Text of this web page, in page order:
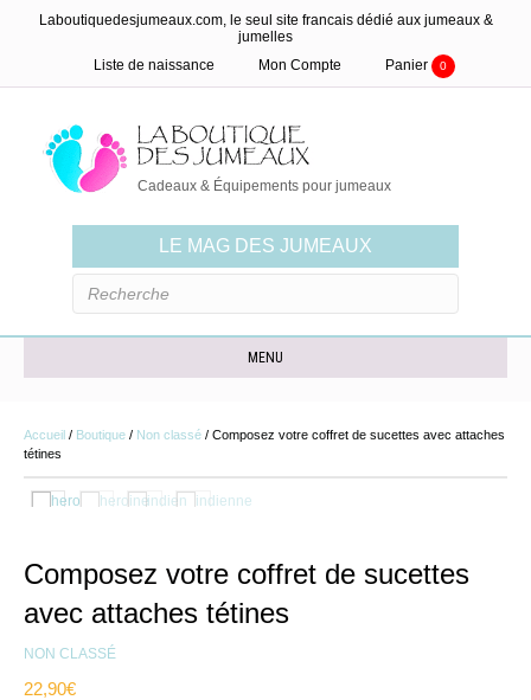
Laboutiquedesjumeaux.com, le seul site francais dédié aux jumeaux &
jumelles
Liste de naissance
Mon Compte Panier 0
Cadeaux & Équipements pour jumeaux
LE MAG DES JUMEAUX
MENU
Accueil / Boutique / Non classé / Composez votre coffret de sucettes avec attaches
tétines
Composez votre coffret de sucettes
avec attaches tétines
NON CLASSÉ
22,90€